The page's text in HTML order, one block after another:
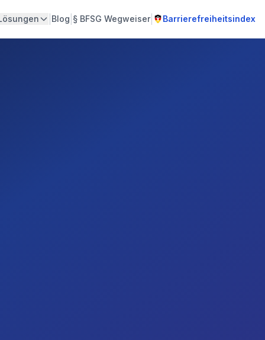
Blog § BFSG Wegweiser| Barrierefreiheitsindex